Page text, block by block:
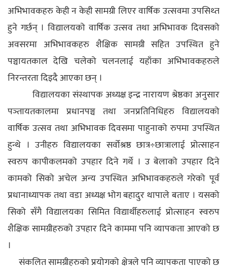
अभिभावकहरु केही न केही सामग्री लिएर वार्षिक उत्सवमा उपसिथ्त
हुने गर्छन् । विद्यालयको वार्षिक उत्सव तथा अभिभावक दिवसको
अवसरमा अभिभावकहरु शैक्षिक सामग्री सहित उपस्थित हुने
पञ्चायतकाल देखि चलेको चलनलाई यहाँका अभिभावकहरुले
निरन्तरता दिइदै आएका छन् ।
विद्यालयका संस्थापक अध्यक्ष इन्द्र नारायण श्रेष्ठका अनुसार
पञ्तायतकालमा प्रधानपञ्च तथा जनप्रतिनिधिहरु विद्यालयको
वार्षिक उत्सव तथा अभिभावक दिवसमा पाहुनाको रुपमा उपस्थित
हुन्थे । उनीहरु विद्यालयका सर्वोश्रष्ठ छात्र÷छात्रालाई प्रोत्साहन
स्वरुप कापीकलमको उपहार दिने गर्थे । उ बेलाको उपहार दिने
कामको सिको अचेल अन्य उपस्थित अभिभावकहरुले गरेको पूर्व
प्रधानाध्यापक तथा वडा अध्यक्ष भोग बहादुर थापाले बताए । यसको
सिको सँगै विद्यालयका सिमित विद्यार्थीहरुलाई प्रोत्साहन स्वरुप
शैक्षिक सामग्रीहरुको उपहार दिने काममा पनि व्यापकता आएको छ
।
संकलित सामग्रीहरुको प्रयोगको क्षेत्रले पनि व्यापकता पाएको छ